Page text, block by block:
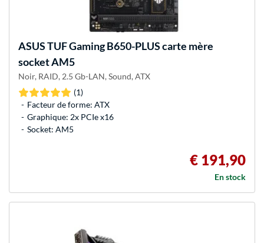
ASUSTUF Gaming B650-PLUS carte mère
socket AM5
Noir, RAID, 2.5 Gb-LAN, Sound, ATX
(1)
Facteur de forme: ATX
Graphique: 2x PCIe x16
Socket: AM5
€ 191,90
En stock